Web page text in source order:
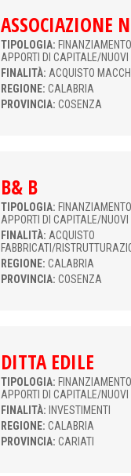
ASSOCIAZIONE
TIPOLOGIA:
APPORTI DI CAPITALE/NUOVI
FINALITÀ: ACQUISTO
REGIONE: CALABRIA
PROVINCIA: COSENZA
B& B
TIPOLOGIA:
APPORTI DI CAPITALE/NUOVI
FINALITÀ: ACQUISTO
FABBRICATI/
REGIONE: CALABRIA
PROVINCIA: COSENZA
DITTA EDILE
TIPOLOGIA:
APPORTI DI CAPITALE/NUOVI
FINALITÀ: INVESTIMENTI
REGIONE: CALABRIA
PROVINCIA: CARIATI